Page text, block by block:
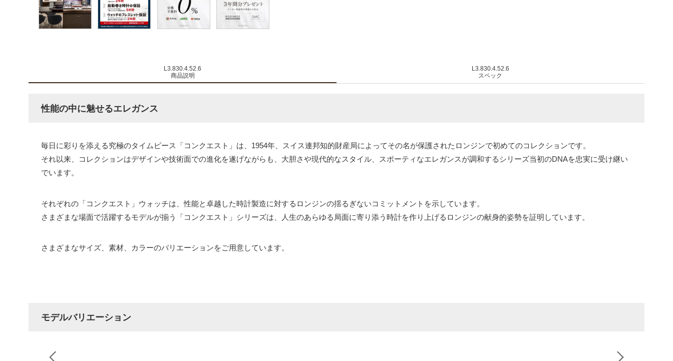
L3.830.4.52.6
商品説明
L3.830.4.52.6
スペック
性能の中に魅せるエレガンス
毎日に彩りを添える究極のタイムピース「コンクエスト」は、1954年、スイス連邦知的財産局によってその名が保護されたロンジンで初めてのコレクションです。
それ以来、コレクションはデザインや技術面での進化を遂げながらも、大胆さや現代的なスタイル、スポーティなエレガンスが調和するシリーズ当初のDNAを忠実に受け継い
でいます。
それぞれの「コンクエスト」ウォッチは、性能と卓越した時計製造に対するロンジンの揺るぎないコミットメントを示しています。
さまざまな場面で活躍するモデルが揃う「コンクエスト」シリーズは、人生のあらゆる局面に寄り添う時計を作り上げるロンジンの献身的姿勢を証明しています。
さまざまなサイズ、素材、カラーのバリエーションをご用意しています。
モデルバリエーション